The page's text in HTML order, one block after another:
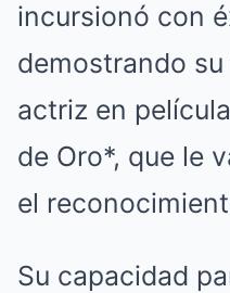
incursionó con
demostrando
actriz en
de Oro*, que le
el
Su capacidad